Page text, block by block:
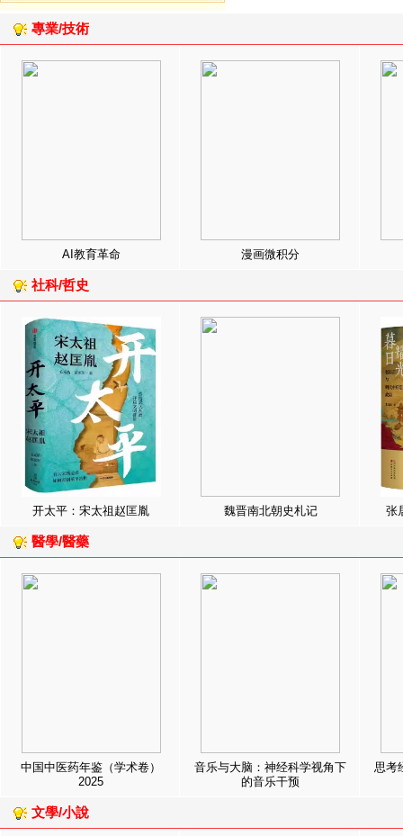
專業/技術
AI教育革命 漫画微积分
社科/哲史
开太平：宋太祖赵匡胤 魏晋南北朝史札记 张
醫學/醫藥
中国中医药年鉴（学术卷）
2025
音乐与大脑：神经科学视角下
的音乐干预
思考
文學/小說